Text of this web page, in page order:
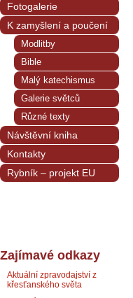
Fotogalerie
K zamyšlení a poučení
Modlitby
Bible
Malý katechismus
Galerie světců
Různé texty
Návštěvní kniha
Kontakty
Rybník – projekt EU
Zajímavé odkazy
Aktuální zpravodajství z
křesťanského světa